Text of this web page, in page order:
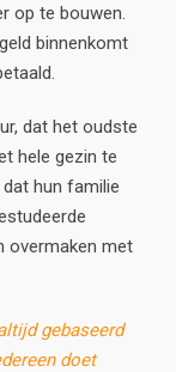
op te bouwen.
binnenkomt
dat het oudste
hele gezin te
hun familie
overmaken met
gebaseerd
doet